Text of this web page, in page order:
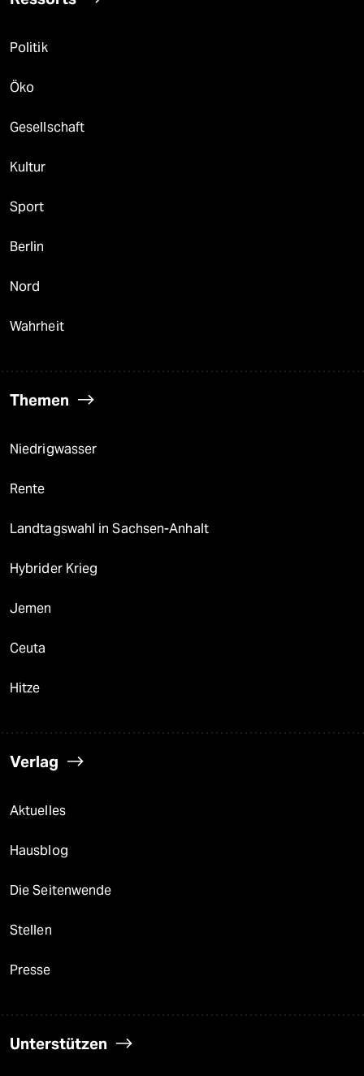
Politik
Öko
Gesellschaft
Kultur
Sport
Berlin
Nord
Wahrheit
Themen
Niedrigwasser
Rente
Landtagswahl in Sachsen-Anhalt
Hybrider Krieg
Jemen
Ceuta
Hitze
Verlag
Aktuelles
Hausblog
Die Seitenwende
Stellen
Presse
Unterstützen